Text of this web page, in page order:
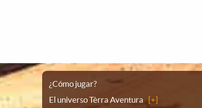
Plano
¿Cómo jugar?
El universo Tèrra Aventura